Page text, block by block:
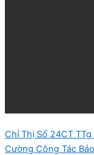
Chỉ Thị Số 24CT
Cường Công Tác